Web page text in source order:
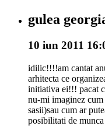
gulea
10 iun 2011
idilic!!!!am cantat
arhitecta ce
initiativa ei!!! pacat
nu-mi imaginez cum
sasii)sau cum ar
posibilitati de munca